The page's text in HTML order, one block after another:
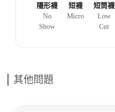
隱形襪
No
Show
短襪
Micro
短筒襪
Low
Cut
其他問題